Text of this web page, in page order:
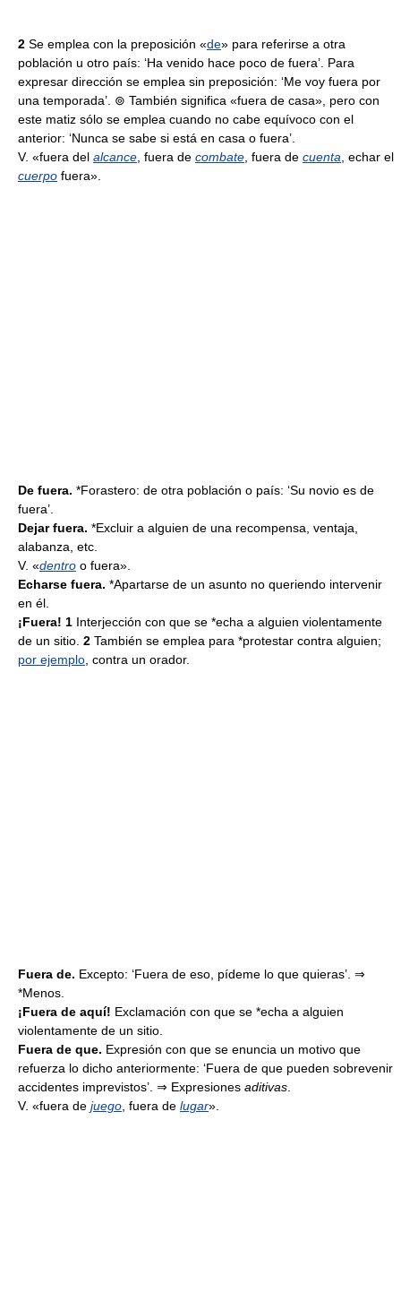
2 Se emplea con la preposición «de» para referirse a otra
población u otro país: ‘Ha venido hace poco de fuera’. Para
expresar dirección se emplea sin preposición: ‘Me voy fuera por
una temporada’. ⊚ También significa «fuera de casa», pero con
este matiz sólo se emplea cuando no cabe equívoco con el
anterior: ‘Nunca se sabe si está en casa o fuera’.
V. «fuera del alcance , fuera de combate , fuera de cuenta , echar el
cuerpo fuera».
De fuera. *Forastero: de otra población o país: ‘Su novio es de
fuera’.
Dejar fuera. *Excluir a alguien de una recompensa, ventaja,
alabanza, etc.
V. «dentro o fuera».
Echarse fuera. *Apartarse de un asunto no queriendo intervenir
en él.
¡Fuera! 1 Interjección con que se *echa a alguien violentamente
de un sitio. 2 También se emplea para *protestar contra alguien;
por ejemplo , contra un orador.
Fuera de. Excepto: ‘Fuera de eso, pídeme lo que quieras’. ⇒
*Menos.
¡Fuera de aquí! Exclamación con que se *echa a alguien
violentamente de un sitio.
Fuera de que. Expresión con que se enuncia un motivo que
refuerza lo dicho anteriormente: ‘Fuera de que pueden sobrevenir
accidentes imprevistos’. ⇒ Expresiones aditivas
V. «fuera de juego , fuera de lugar».